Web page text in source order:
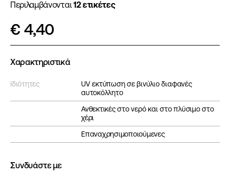
Περιλαμβάνονται12 ετικέτες
€ 4,40
Χαρακτηριστικά
Ιδιότητες
UV εκτύπωση σε βινύλιο διαφανές
αυτοκόλλητο
Ανθεκτικές στο νερό και στο πλύσιμο στο
χέρι
Επαναχρησιμοποιούμενες
Συνδυάστε με